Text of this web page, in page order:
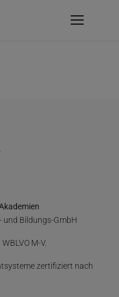
und Bildungs-GmbH
M-V.
zertifiziert nach